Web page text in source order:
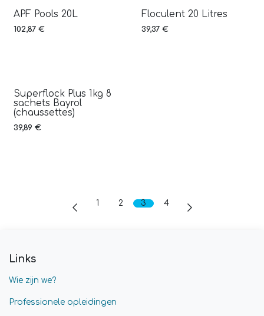
APF Pools 20L
102,87 €
Floculent 20 Litres
39,37€
Superflock Plus 1kg 8
sachets Bayrol
(chaussettes)
39,89 €
1 2 3 4
Links
Wie zijn we?
Professionele opleidingen